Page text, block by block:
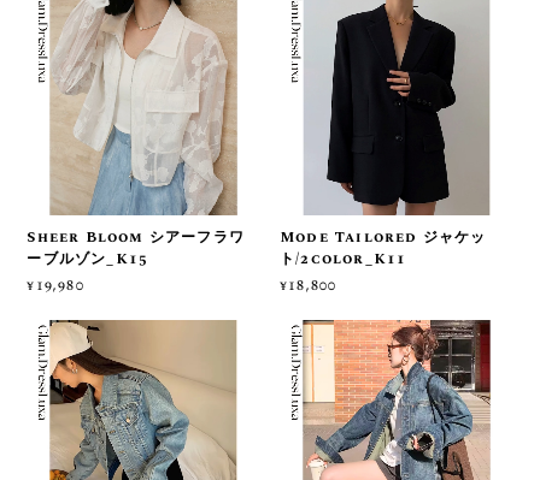
Sheer Bloom シアーフラワ
ーブルゾン_K15
¥19,980
Mode Tailored ジャケッ
ト/2color_K11
¥18,800